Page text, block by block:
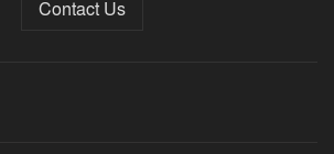
Contact Us